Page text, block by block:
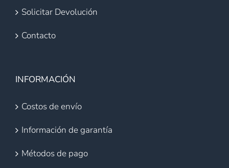
Solicitar Devolución
Contacto
INFORMACIÓN
Costos de envío
Información de garantía
Métodos de pago